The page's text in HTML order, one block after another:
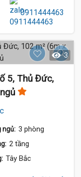
0911444463
3
5, Thủ Đức,
ngủ: 3 phòng
2 tầng
Tây Bắc